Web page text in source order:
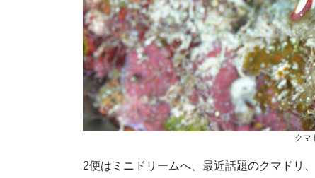
クマ
2便はミニドリームへ、最近話題のクマドリ